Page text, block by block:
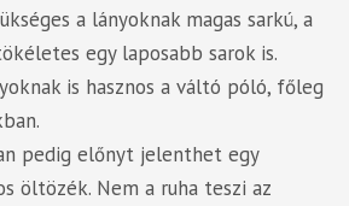
a lányoknak magas sarkú, a
egy laposabb sarok is.
is hasznos a váltó póló, főleg
pedig előnyt jelenthet egy
öltözék. Nem a ruha teszi az